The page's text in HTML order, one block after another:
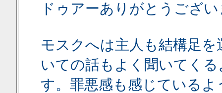
ドゥアーありがとうござ
モスクへは主人も結構足
いての話もよく聞いてく
す。罪悪感も感じている